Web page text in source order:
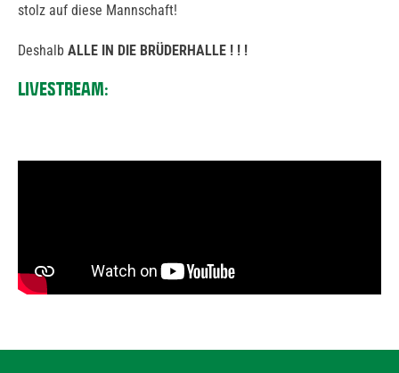
stolz auf diese Mannschaft!
Deshalb ALLE IN DIE BRÜDERHALLE ! ! !
LIVESTREAM: